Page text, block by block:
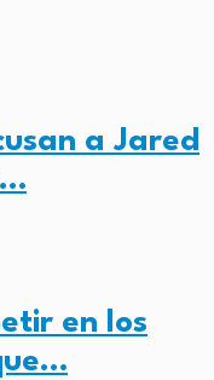
a Jared
en los